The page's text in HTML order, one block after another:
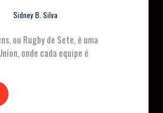
Sidney B. Silva
ou Rugby de Sete, é uma
onde cada equipe é